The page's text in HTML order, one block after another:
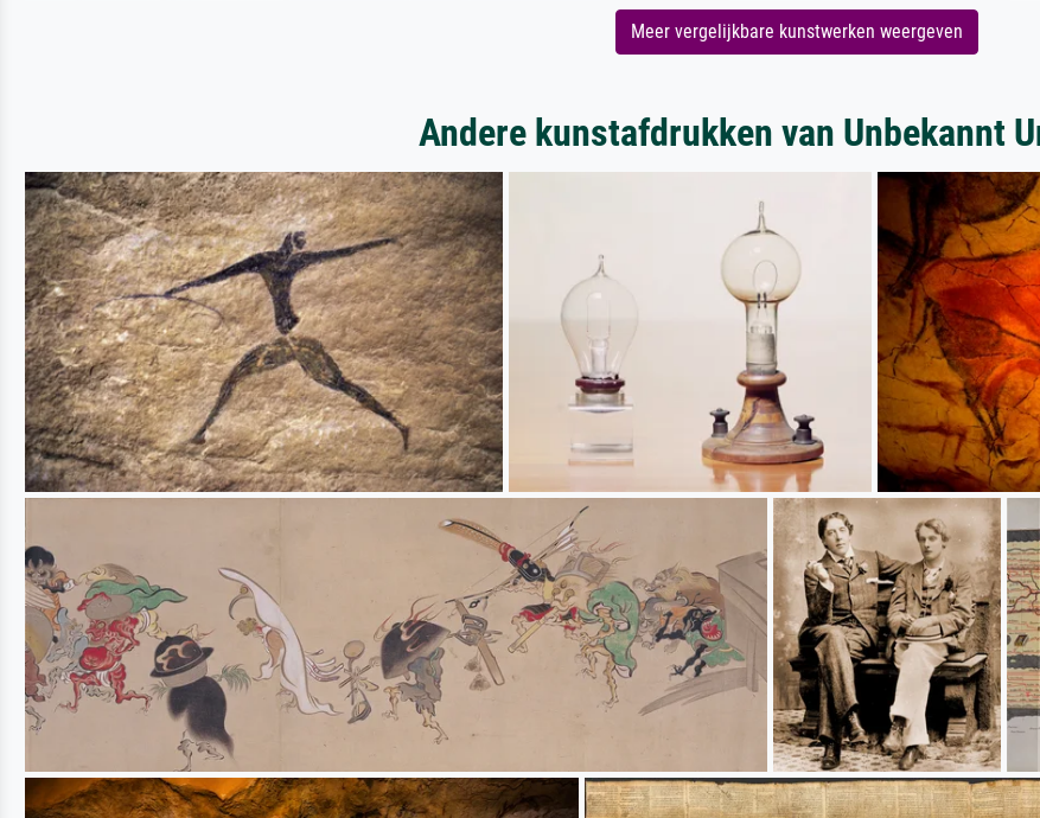
Meer vergelijkbare kunstwerken weergeven
Andere kunstafdrukken van Unbekannt